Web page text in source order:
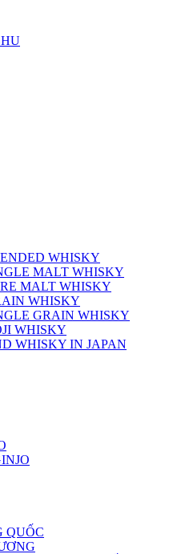
WHISKY
MALT WHISKY
MALT WHISKY
WHISKY
GRAIN WHISKY
WHISKY
WHISKY IN JAPAN
QUỐC